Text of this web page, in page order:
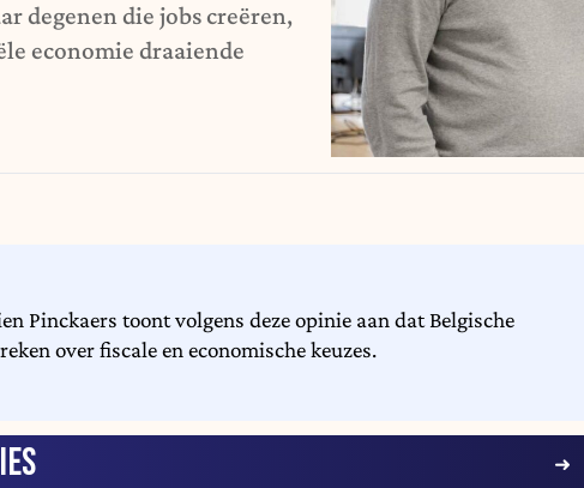
degenen die jobs creëren,
economie draaiende
Pinckaers toont volgens deze opinie aan dat Belgische
over fiscale en economische keuzes.